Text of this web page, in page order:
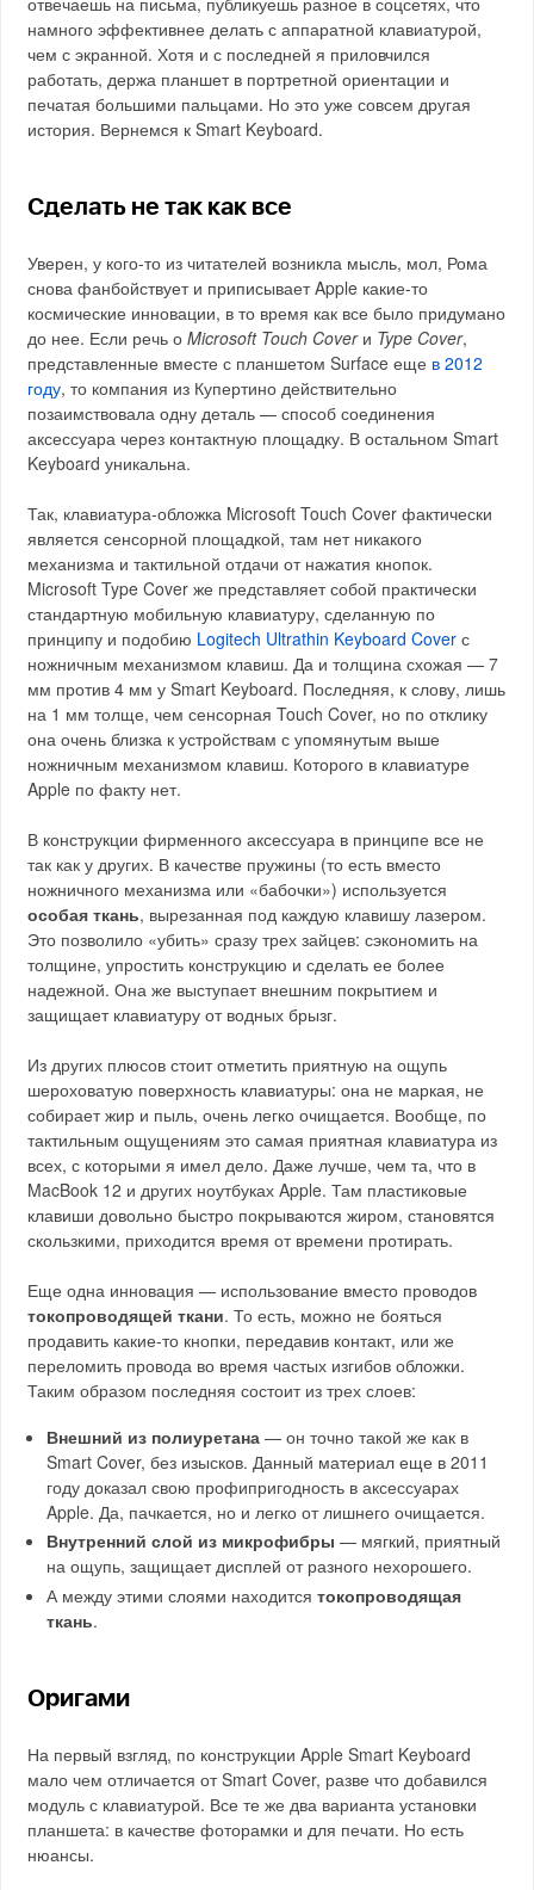
намного эффективнее делать с аппаратной клавиатурой,
чем с экранной. Хотя и с последней я приловчился
работать, держа планшет в портретной ориентации и
печатая большими пальцами. Но это уже совсем другая
история. Вернемся к Smart Keyboard.
Сделать не так как все
Уверен, у кого-то из читателей возникла мысль, мол, Рома
снова фанбойствует и приписывает Apple какие-то
космические инновации, в то время как все было придумано
до нее. Если речь оMicrosoft Touch Coverи Type Cover,
представленные вместе с планшетом Surface еще в 2012
году, то компания из Купертино действительно
позаимствовала одну деталь — способ соединения
аксессуара через контактную площадку. В остальном Smart
Keyboard уникальна.
Так, клавиатура-обложка Microsoft Touch Cover фактически
является сенсорной площадкой, там нет никакого
механизма и тактильной отдачи от нажатия кнопок.
Microsoft Type Cover же представляет собой практически
стандартную мобильную клавиатуру, сделанную по
принципу и подобию Logitech Ultrathin Keyboard Cover с
ножничным механизмом клавиш. Да и толщина схожая — 7
мм против 4 мм у Smart Keyboard. Последняя, к слову, лишь
на 1 мм толще, чем сенсорная Touch Cover, но по отклику
она очень близка к устройствам с упомянутым выше
ножничным механизмом клавиш. Которого в клавиатуре
Apple по факту нет.
В конструкции фирменного аксессуара в принципе все не
так как у других. В качестве пружины (то есть вместо
ножничного механизма или «бабочки») используется
особая ткань, вырезанная под каждую клавишу лазером.
Это позволило «убить» сразу трех зайцев: сэкономить на
толщине, упростить конструкцию и сделать ее более
надежной. Она же выступает внешним покрытием и
защищает клавиатуру от водных брызг.
Из других плюсов стоит отметить приятную на ощупь
шероховатую поверхность клавиатуры: она не маркая, не
собирает жир и пыль, очень легко очищается. Вообще, по
тактильным ощущениям это самая приятная клавиатура из
всех, с которыми я имел дело. Даже лучше, чем та, что в
MacBook 12 и других ноутбуках Apple. Там пластиковые
клавиши довольно быстро покрываются жиром, становятся
скользкими, приходится время от времени протирать.
Еще одна инновация — использование вместо проводов
токопроводящей ткани. То есть, можно не бояться
продавить какие-то кнопки, передавив контакт, или же
переломить провода во время частых изгибов обложки.
Таким образом последняя состоит из трех слоев:
Внешний из полиуретана — он точно такой же как в
Smart Cover, без изысков. Данный материал еще в 2011
году доказал свою профипригодность в аксессуарах
Apple. Да, пачкается, но и легко от лишнего очищается.
Внутренний слой из микрофибры — мягкий, приятный
на ощупь, защищает дисплей от разного нехорошего.
А между этими слоями находитсятокопроводящая
ткань.
Оригами
На первый взгляд, по конструкции Apple Smart Keyboard
мало чем отличается от Smart Cover, разве что добавился
модуль с клавиатурой. Все те же два варианта установки
планшета: в качестве фоторамки и для печати. Но есть
нюансы.